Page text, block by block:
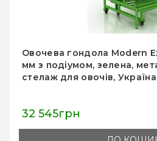
Modern Expo 1490х1235х1620
метал, пристінна,
Україна